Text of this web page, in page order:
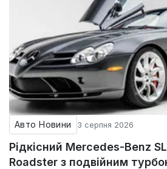
Авто Новини 3 серпня 2026
Рідкісний Mercedes-Benz
Roadster з подвійним